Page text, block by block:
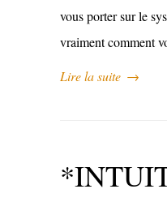
vous porter sur le
vraiment comment
Lire la suite →